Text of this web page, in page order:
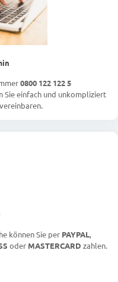
0800 122 122 5
Sie einfach und unkompliziert
können Sie per PAYPAL,
oder MASTERCARD zahlen.